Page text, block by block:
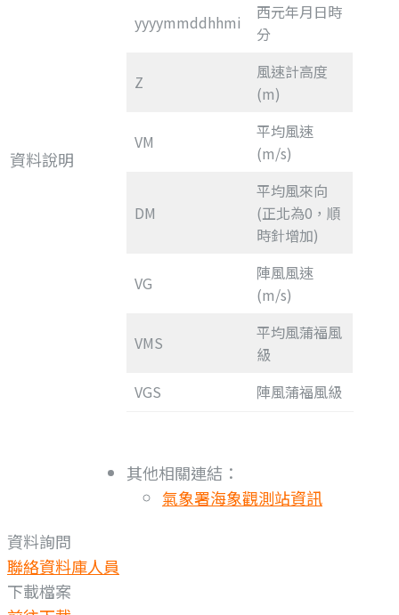
資料說明
yyyymmddhhmi
西元年月日時
分
Z
風速計高度
(m)
VM
平均風速
(m/s)
DM
平均風來向
(正北為0，順
時針增加)
VG
陣風風速
(m/s)
VMS
平均風蒲福風
級
VGS
陣風蒲福風級
其他相關連結：
氣象署海象觀測站資訊
資料詢問
聯絡資料庫人員
下載檔案